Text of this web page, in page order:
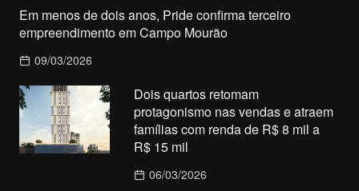
Em menos de dois anos, Pride confirma terceiro
empreendimento em Campo Mourão
09/03/2026
Dois quartos retomam
protagonismo nas vendas e atraem
famílias com renda de R$ 8 mil a
R$ 15 mil
06/03/2026